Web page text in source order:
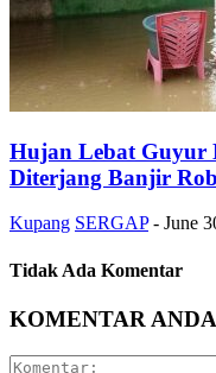
Hujan Lebat Guyur
Diterjang Banjir Rob
Kupang SERGAP - June
Tidak Ada Komentar
KOMENTAR